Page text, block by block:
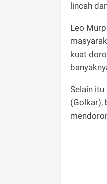
lincah
Leo
kuat
Selain
(Golkar),